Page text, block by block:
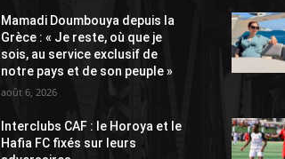
Mamadi Doumbouya depuis la
Grèce : « Je reste, où que je
sois, au service exclusif de
notre pays et de son peuple »
août 6, 2026
Interclubs CAF : le Horoya et le
Hafia FC fixés sur leurs